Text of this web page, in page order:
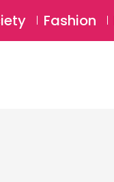
Login
Fashion